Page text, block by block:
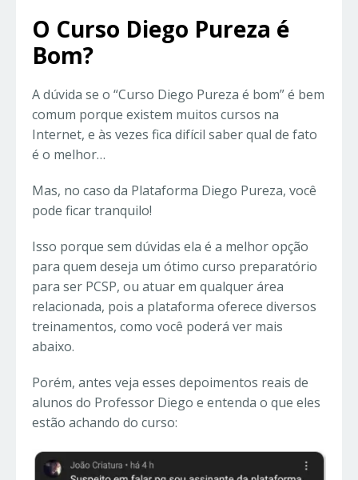
O Curso Diego Pureza é
Bom?
A dúvida se o “Curso Diego Pureza é bom” é bem
comum porque existem muitos cursos na
Internet, e às vezes fica difícil saber qual de fato
é o melhor…
Mas, no caso da Plataforma Diego Pureza, você
pode ficar tranquilo!
Isso porque sem dúvidas ela é a melhor opção
para quem deseja um ótimo curso preparatório
para ser PCSP, ou atuar em qualquer área
relacionada, pois a plataforma oferece diversos
treinamentos, como você poderá ver mais
abaixo.
Porém, antes veja esses depoimentos reais de
alunos do Professor Diego e entenda o que eles
estão achando do curso: